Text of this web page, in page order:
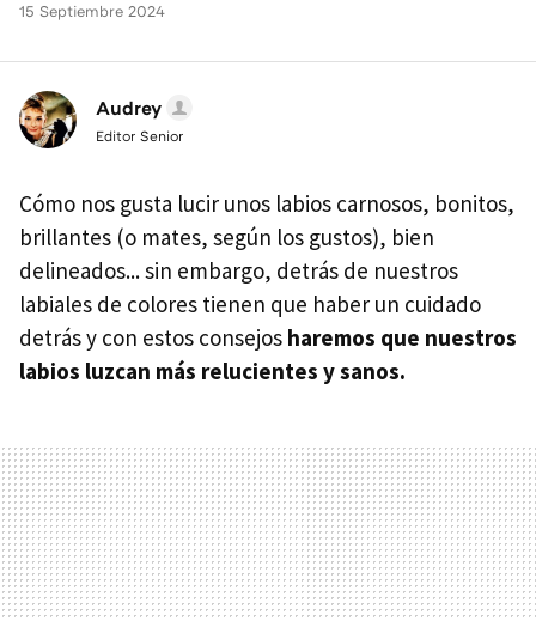
15 Septiembre 2024
Audrey
Editor Senior
Cómo nos gusta lucir unos labios carnosos, bonitos,
brillantes (o mates, según los gustos), bien
delineados... sin embargo, detrás de nuestros
labiales de colores tienen que haber un cuidado
detrás y con estos consejos haremos que nuestros
labios luzcan más relucientes y sanos.